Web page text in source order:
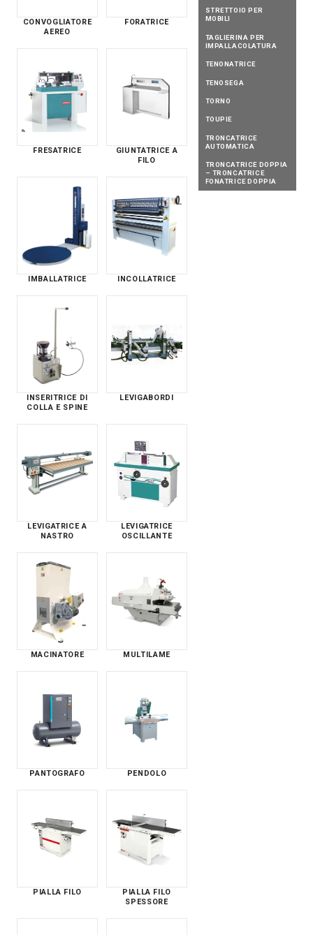
CONVOGLIATORE
AEREO
FORATRICE
FRESATRICE
GIUNTATRICE A
FILO
IMBALLATRICE INCOLLATRICE
INSERITRICE DI
COLLA E SPINE
LEVIGABORDI
LEVIGATRICE A
NASTRO
LEVIGATRICE
OSCILLANTE
MACINATORE MULTILAME
PANTOGRAFO PENDOLO
PIALLA FILO
PIALLA FILO
SPESSORE
STRETTOIO PER
MOBILI
TAGLIERINA PER
IMPALLACOLATURA
TENONATRICE
TENOSEGA
TORNO
TOUPIE
TRONCATRICE
AUTOMATICA
TRONCATRICE DOPPIA
– TRONCATRICE
FONATRICE DOPPIA